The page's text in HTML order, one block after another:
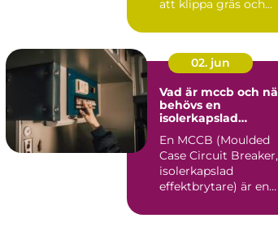
att klippa gräs och
med kalk...
02. jun
Vad är mccb och
behövs en
isolerkapslad
En MCCB (Moulded
Case Circuit Breaker,
isolerkapslad
effektbrytare) är en
elin...